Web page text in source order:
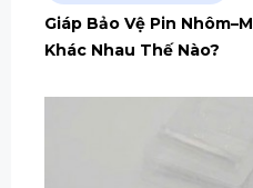
Giáp Bảo Vệ Pin
Khác Nhau Thế Nào?